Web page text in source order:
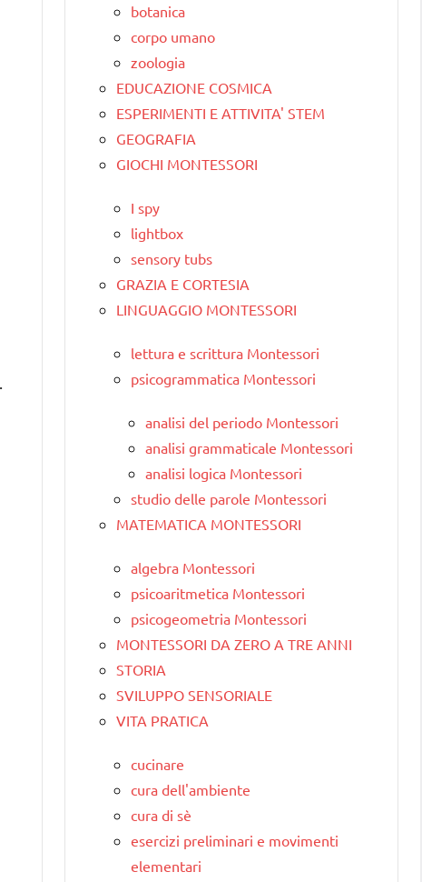
botanica
corpo umano
zoologia
EDUCAZIONE COSMICA
ESPERIMENTI E ATTIVITA' STEM
GEOGRAFIA
GIOCHI MONTESSORI
I spy
lightbox
sensory tubs
GRAZIA E CORTESIA
LINGUAGGIO MONTESSORI
lettura e scrittura Montessori
psicogrammatica Montessori
analisi del periodo Montessori
analisi grammaticale Montessori
analisi logica Montessori
studio delle parole Montessori
MATEMATICA MONTESSORI
algebra Montessori
psicoaritmetica Montessori
psicogeometria Montessori
MONTESSORI DA ZERO A TRE ANNI
STORIA
SVILUPPO SENSORIALE
VITA PRATICA
cucinare
cura dell'ambiente
cura di sè
esercizi preliminari e movimenti
elementari